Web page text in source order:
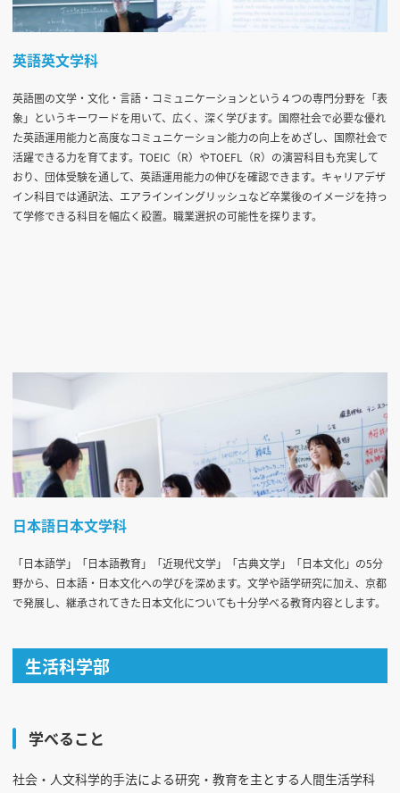
英語英文学科
英語圏の文学・文化・言語・コミュニケーションという４つの専門分野を「表
象」というキーワードを用いて、広く、深く学びます。国際社会で必要な優れ
た英語運用能力と高度なコミュニケーション能力の向上をめざし、国際社会で
活躍できる力を育てます。TOEIC（R）やTOEFL（R）の演習科目も充実して
おり、団体受験を通して、英語運用能力の伸びを確認できます。キャリアデザ
イン科目では通訳法、エアラインイングリッシュなど卒業後のイメージを持っ
て学修できる科目を幅広く設置。職業選択の可能性を探ります。
日本語日本文学科
「日本語学」「日本語教育」「近現代文学」「古典文学」「日本文化」の5分
野から、日本語・日本文化への学びを深めます。文学や語学研究に加え、京都
で発展し、継承されてきた日本文化についても十分学べる教育内容とします。
生活科学部
学べること
社会・人文科学的手法による研究・教育を主とする人間生活学科